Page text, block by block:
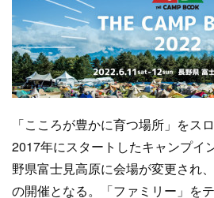
「こころが豊かに育つ場所」をス
2017年にスタートしたキャンプイ
野県富士見高原に会場が変更され
の開催となる。「ファミリー」を